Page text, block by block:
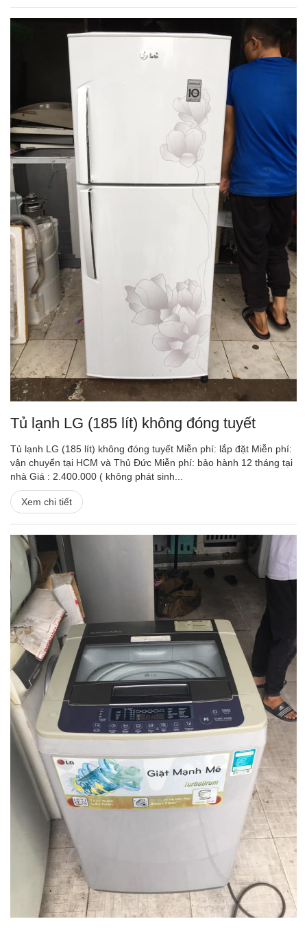
Tủ lạnh LG (185 lít) không đóng tuyết
Tủ lạnh LG (185 lít) không đóng tuyết Miễn phí: lắp đặt Miễn phí:
vận chuyển tại HCM và Thủ Đức Miễn phí: bảo hành 12 tháng tại
nhà Giá : 2.400.000 ( không phát sinh...
Xem chi tiết